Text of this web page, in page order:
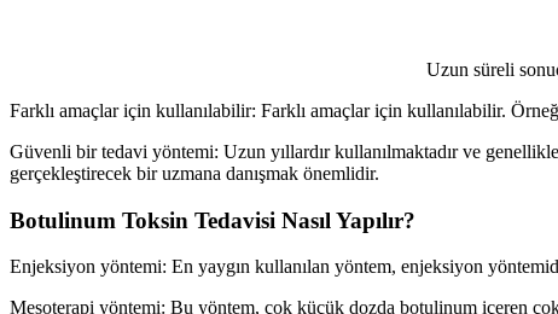
Uzun süreli
Farklı amaçlar için kullanılabilir: Farklı amaçlar için kullanılabilir.
Güvenli bir tedavi yöntemi: Uzun yıllardır kullanılmaktadır ve
gerçekleştirecek bir uzmana danışmak önemlidir.
Botulinum Toksin Tedavisi Nasıl Yapılır?
Enjeksiyon yöntemi: En yaygın kullanılan yöntem, enjeksiyon
Mesoterapi yöntemi: Bu yöntem, çok küçük dozda botulinum içeren